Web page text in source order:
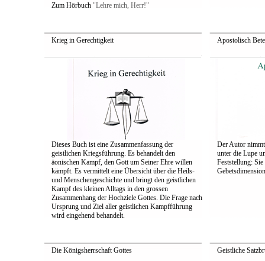
Zum Hörbuch "Lehre mich, Herr!"
Krieg in Gerechtigkeit
Dieses Buch ist eine Zusammenfassung der
geistlichen Kriegsführung. Es behandelt den
äonischen Kampf, den Gott um Seiner Ehre willen
kämpft. Es vermittelt eine Übersicht über die Heils-
und Menschengeschichte und bringt den geistlichen
Kampf des kleinen Alltags in den grossen
Zusammenhang der Hochziele Gottes. Die Frage nach
Ursprung und Ziel aller geistlichen Kampfführung
wird eingehend behandelt.
Apostolisch
Der Autor
unter die Lupe
Feststellung:
Die Königsherrschaft Gottes Geistliche